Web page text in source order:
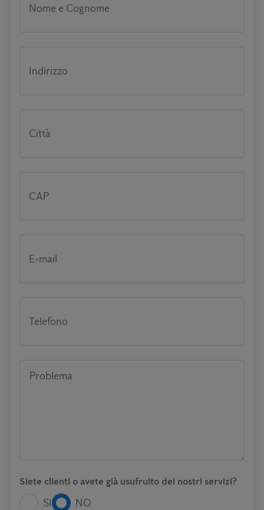
Nome e Cognome
Indirizzo
Città
CAP
E-mail
Telefono
Problema
Siete clienti o avete già usufruito dei nostri servizi?
SI NO